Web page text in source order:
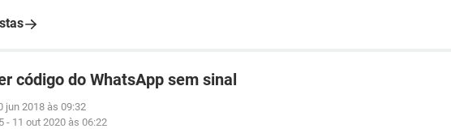
código do WhatsApp sem sinal
jun 2018 às 09:32
- 11 out 2020 às 06:22